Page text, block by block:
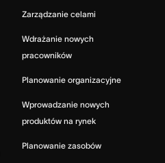
Zarządzanie celami
Wdrażanie nowych
pracowników
Planowanie organizacyjne
Wprowadzanie nowych
produktów na rynek
Planowanie zasobów